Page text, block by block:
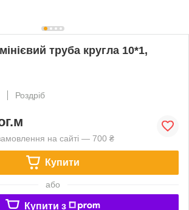
труба кругла 10*1,
Роздріб
на сайті — 700 ₴
Купити
або
Купити з